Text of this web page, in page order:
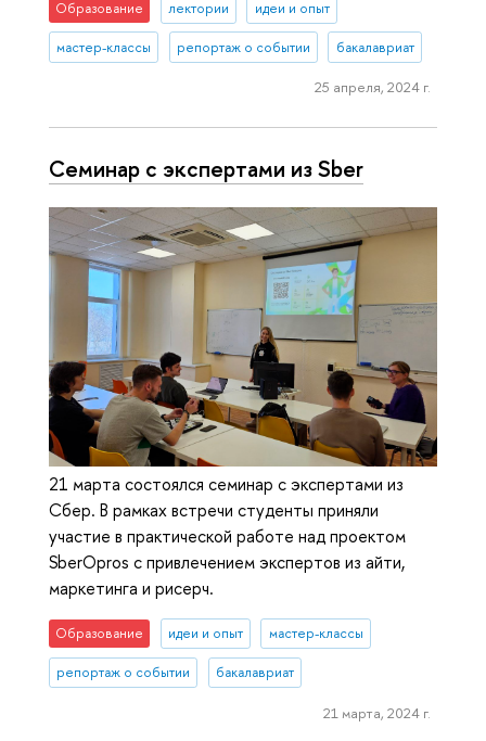
Образование лектории идеи и опыт
мастер-классы репортаж о событии бакалавриат
25 апреля, 2024 г.
Семинар с экспертами из Sber
21 марта состоялся семинар с экспертами из
Сбер. В рамках встречи студенты приняли
участие в практической работе над проектом
SberOpros с привлечением экспертов из айти,
маркетинга и рисерч.
Образование идеи и опыт мастер-классы
репортаж о событии бакалавриат
21 марта, 2024 г.